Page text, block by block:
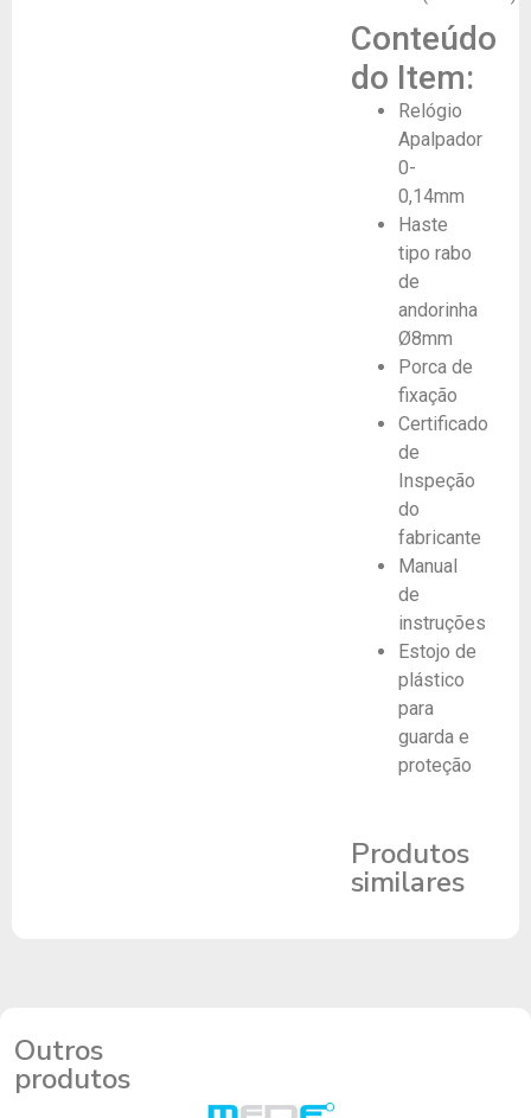
Conteúdo
do Item:
Relógio
Apalpador
0-
0,14mm
Haste
tipo rabo
de
andorinha
Ø8mm
Porca de
fixação
Certificado
de
Inspeção
do
fabricante
Manual
de
instruções
Estojo de
plástico
para
guarda e
proteção
Produtos
similares
Outros
produtos